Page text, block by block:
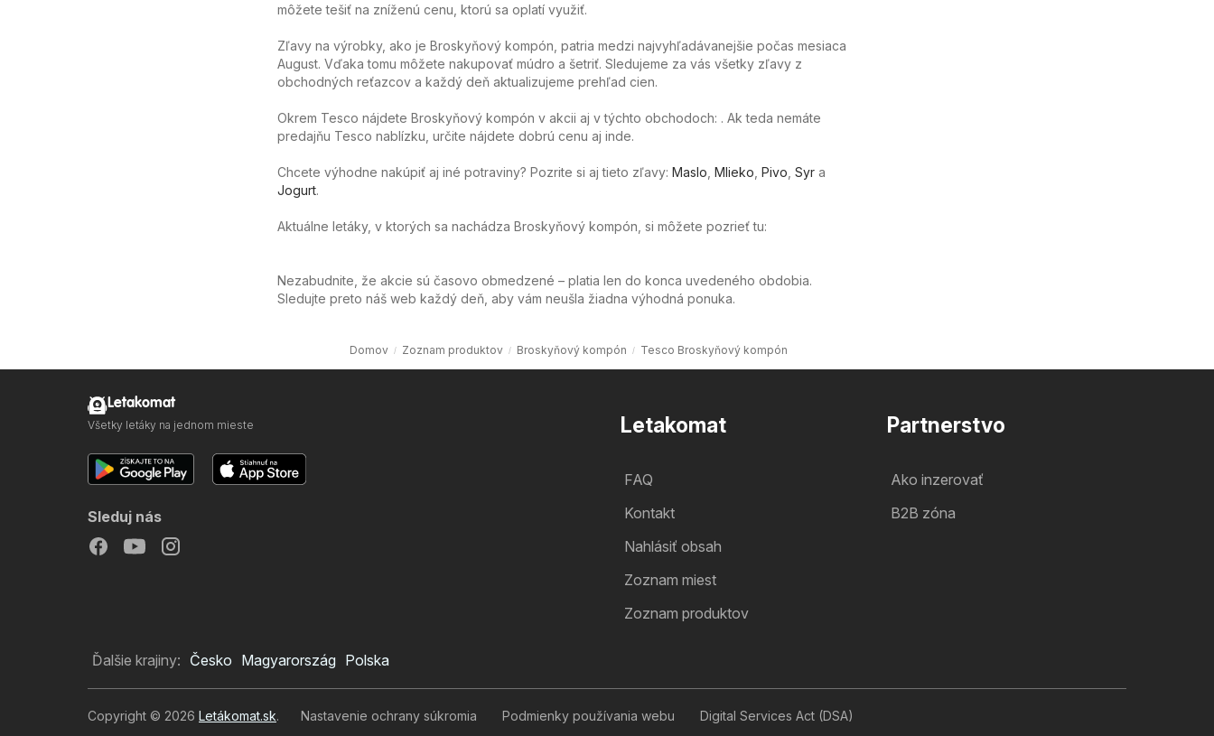
môžete tešiť na zníženú cenu, ktorú sa oplatí využiť.
Zľavy na výrobky, ako je Broskyňový kompón, patria medzi najvyhľadávanejšie počas mesiaca
August. Vďaka tomu môžete nakupovať múdro a šetriť. Sledujeme za vás všetky zľavy z
obchodných reťazcov a každý deň aktualizujeme prehľad cien.
Okrem Tesco nájdete Broskyňový kompón v akcii aj v týchto obchodoch: . Ak teda nemáte
predajňu Tesco nablízku, určite nájdete dobrú cenu aj inde.
Chcete výhodne nakúpiť aj iné potraviny? Pozrite si aj tieto zľavy: Maslo Mlieko Pivo Syr a
Jogurt.
Aktuálne letáky, v ktorých sa nachádza Broskyňový kompón, si môžete pozrieť tu:
Nezabudnite, že akcie sú časovo obmedzené – platia len do konca uvedeného obdobia.
Sledujte preto náš web každý deň, aby vám neušla žiadna výhodná ponuka.
Domov Zoznam produktov Broskyňový kompón Tesco Broskyňový kompón
Letakomat
FAQ
Kontakt
Nahlásiť obsah
Zoznam miest
Zoznam produktov
Partnerstvo
Ako inzerovať
B2B zóna
Letakomat
Všetky letáky na jednom mieste
Sleduj nás
Ďalšie krajiny: Česko Magyarország Polska
Copyright © 2026 Letákomat.sk. Nastavenie ochrany súkromia Podmienky používania webu Digital Services Act (DSA)